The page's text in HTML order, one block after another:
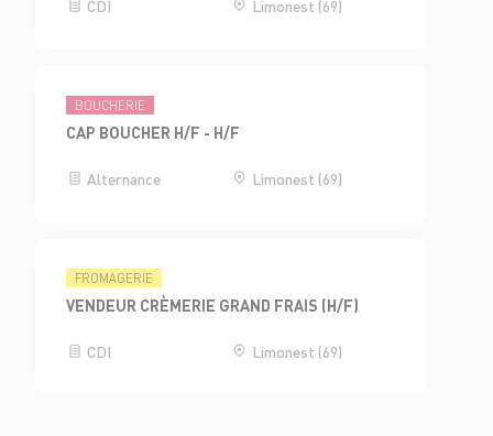
CDI Limonest (69)
BOUCHERIE
CAP BOUCHER H/F - H/F
Alternance Limonest (69)
FROMAGERIE
VENDEUR CRÈMERIE GRAND FRAIS (H/F)
CDI Limonest (69)